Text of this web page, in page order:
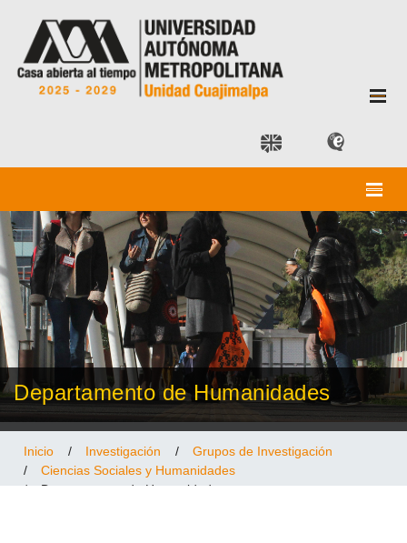
Departamento de Humanidades
Inicio / Investigación /
Grupos de Investigación
/
Ciencias Sociales y Humanidades
/
Departamento de Humanidades